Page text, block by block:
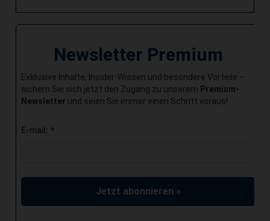
Newsletter Premium
Exklusive Inhalte, Insider-Wissen und besondere Vorteile –
sichern Sie sich jetzt den Zugang zu unserem Premium-
Newsletter und seien Sie immer einen Schritt voraus!
E-mail: *
Jetzt abonnieren »